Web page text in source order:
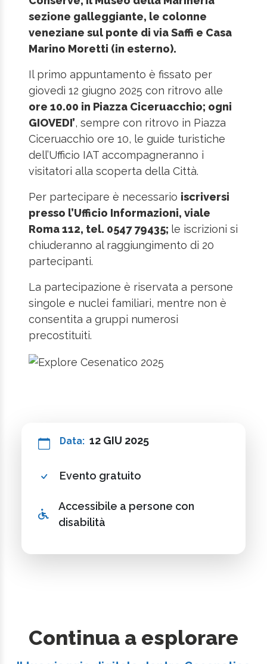
sezione galleggiante, le colonne
veneziane sul ponte di via Saffi e Casa
Marino Moretti (in esterno).
Il primo appuntamento è fissato per
giovedì 12 giugno 2025 con ritrovo alle
ore 10.00 in Piazza Ciceruacchio; ogni
GIOVEDI’, sempre con ritrovo in Piazza
Ciceruacchio ore 10, le guide turistiche
dell’Ufficio IAT accompagneranno i
visitatori alla scoperta della Città.
Per partecipare è necessario iscriversi
presso l’Ufficio Informazioni, viale
Roma 112, tel. 0547 79435; le iscrizioni si
chiuderanno al raggiungimento di 20
partecipanti.
La partecipazione è riservata a persone
singole e nuclei familiari, mentre non è
consentita a gruppi numerosi
precostituiti.
Data: 12 GIU 2025
Evento gratuito
Accessibile a persone con
disabilità
Continua a esplorare